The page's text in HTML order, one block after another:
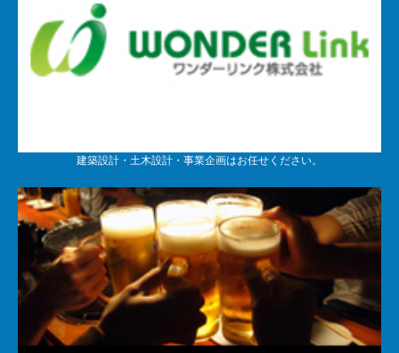
建築設計・土木設計・事業企画はお任せください。